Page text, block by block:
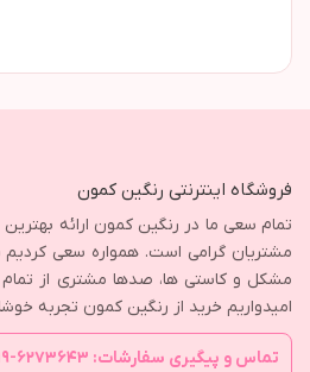
فروشگاه اینترنتی رنگین کمون
تمام سعی ما در رنگین کمون ارائه
مشتریان گرامی است. همواره سعی
مشکل و کاستی ها، صدها مشتری از
امیدواریم خرید از رنگین کمون تجربه
تماس و پیگیری سفارشات: ۶۲۷۳۶۴۳-۰۹۱۹